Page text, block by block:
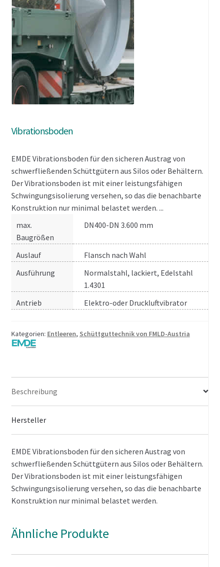
Vibrationsboden
EMDE Vibrationsboden für den sicheren Austrag von
schwerfließenden Schüttgütern aus Silos oder Behältern.
Der Vibrationsboden ist mit einer leistungsfähigen
Schwingungsisolierung versehen, so das die benachbarte
Konstruktion nur minimal belastet werden. ...
max.
Baugrößen
DN400-DN 3.600 mm
Auslauf
Flansch nach Wahl
Ausführung
Normalstahl, lackiert, Edelstahl
1.4301
Antrieb
Elektro-oder Druckluftvibrator
Kategorien: Entleeren, Schüttguttechnik von FMLD-Austria
Beschreibung
Hersteller
EMDE Vibrationsboden für den sicheren Austrag von
schwerfließenden Schüttgütern aus Silos oder Behältern.
Der Vibrationsboden ist mit einer leistungsfähigen
Schwingungsisolierung versehen, so das die benachbarte
Konstruktion nur minimal belastet werden.
Ähnliche Produkte